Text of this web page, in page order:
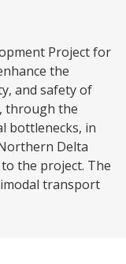
Project for
the
and safety of
through the
bottlenecks, in
Delta
the project. The
transport